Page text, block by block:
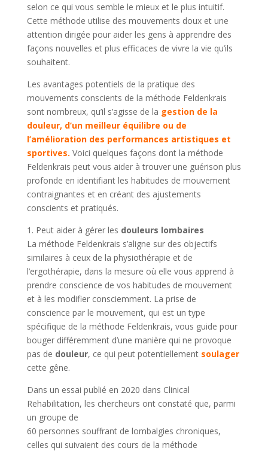
selon ce qui vous semble le mieux et le plus intuitif.
Cette méthode utilise des mouvements doux et une
attention dirigée pour aider les gens à apprendre des
façons nouvelles et plus efficaces de vivre la vie qu’ils
souhaitent.
Les avantages potentiels de la pratique des
mouvements conscients de la méthode Feldenkrais
sont nombreux, qu’il s’agisse de la gestion de la
douleur, d’un meilleur équilibre ou de
l’amélioration des performances artistiques et
sportives. Voici quelques façons dont la méthode
Feldenkrais peut vous aider à trouver une guérison plus
profonde en identifiant les habitudes de mouvement
contraignantes et en créant des ajustements
conscients et pratiqués.
1. Peut aider à gérer les douleurs lombaires
La méthode Feldenkrais s’aligne sur des objectifs
similaires à ceux de la physiothérapie et de
l’ergothérapie, dans la mesure où elle vous apprend à
prendre conscience de vos habitudes de mouvement
et à les modifier consciemment. La prise de
conscience par le mouvement, qui est un type
spécifique de la méthode Feldenkrais, vous guide pour
bouger différemment d’une manière qui ne provoque
pas de douleur, ce qui peut potentiellement soulager
cette gêne.
Dans un essai publié en 2020 dans Clinical
Rehabilitation, les chercheurs ont constaté que, parmi
un groupe de
60 personnes souffrant de lombalgies chroniques,
celles qui suivaient des cours de la méthode